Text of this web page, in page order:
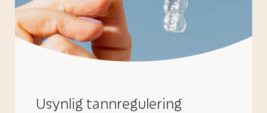
Usynlig tannregulering